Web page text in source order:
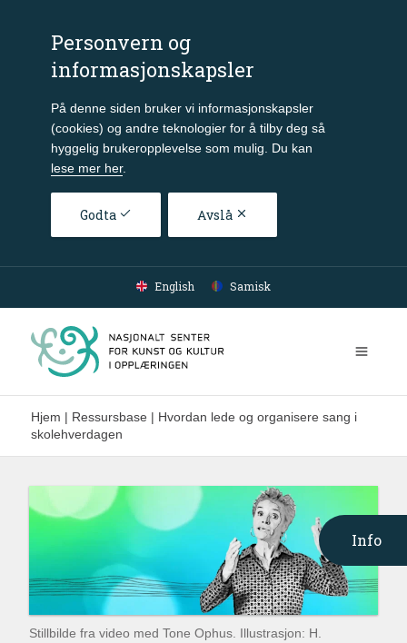
Personvern og
informasjonskapsler
På denne siden bruker vi informasjonskapsler
(cookies) og andre teknologier for å tilby deg så
hyggelig brukeropplevelse som mulig. Du kan
lese mer her.
Godta Avslå
Gå til hovedinnhold
English Samisk
Hjem | Ressursbase | Hvordan lede og organisere sang i
skolehverdagen
Info
Stillbilde fra video med Tone Ophus. Illustrasjon: H.